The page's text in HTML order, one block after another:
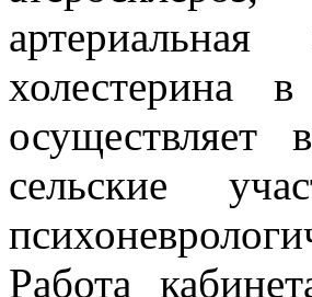
холестерина
сельские
Работа